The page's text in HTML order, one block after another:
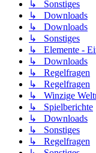
↳ Sonstiges
↳ Downloads
↳ Downloads
↳ Sonstiges
↳ Elemente -
↳ Downloads
↳ Regelfragen
↳ Regelfragen
↳ Winzige
↳ Spielberichte
↳ Downloads
↳ Sonstiges
↳ Regelfragen